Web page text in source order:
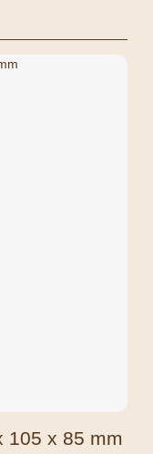
105 x 85 mm